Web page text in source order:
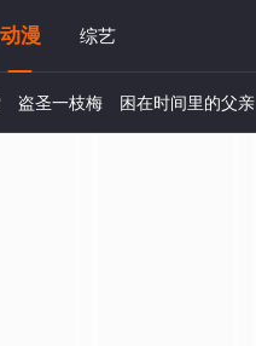
动漫 综艺
盗圣一枝梅 困在时间里的父亲